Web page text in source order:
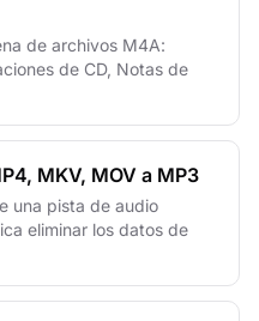
de archivos M4A:
de CD, Notas de
MKV, MOV a MP3
una pista de audio
eliminar los datos de